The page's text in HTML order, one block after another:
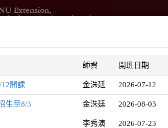
智能客服
師資 開班日期
12開課 金洙廷 2026-07-12
生至8/3 金洙廷 2026-08-03
李秀演 2026-07-23